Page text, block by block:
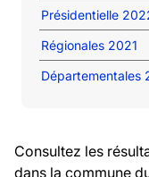
Présidentielle
Régionales 2021
Départementales
Consultez les
dans la commune